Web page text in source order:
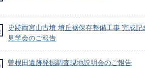
史跡両宮山古墳 墳丘裾保存整備工事 完成記
見学会のご報告
曽根田遺跡発掘調査現地説明会のご報告